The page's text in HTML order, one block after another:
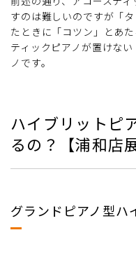
すのは難しいのですが「
たときに「コツン」とあ
ティックピアノが置けな
ノです。
ハイブリットピ
るの？【浦和店
グランドピアノ型ハ